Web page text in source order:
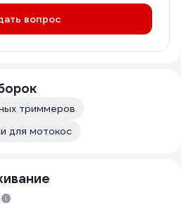
вопрос
триммеров
для мотокос